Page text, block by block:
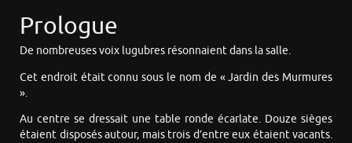
Prologue
De nombreuses voix lugubres résonnaient dans la salle.
Cet endroit était connu sous le nom de « Jardin des Murmures
».
Au centre se dressait une table ronde écarlate. Douze sièges
étaient disposés autour, mais trois d’entre eux étaient vacants.